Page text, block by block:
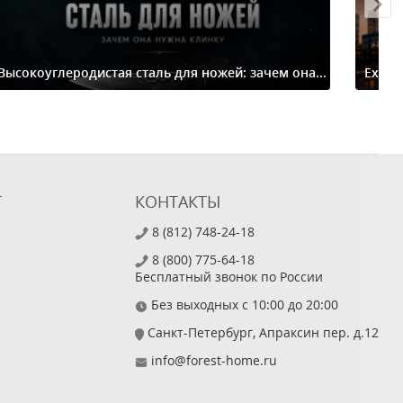
сталь для ножей: зачем она...
КОНТАКТЫ
8 (812) 748-24-18
8 (800) 775-64-18
Бесплатный звонок по России
Без выходных с 10:00 до 20:00
Санкт-Петербург, Апраксин пер. д.12
info@forest-home.ru